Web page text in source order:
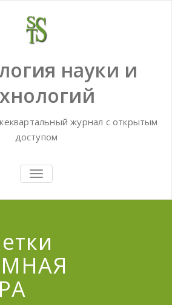
науки и
журнал с открытым
доступом
TOGGLE
NAVIGATION